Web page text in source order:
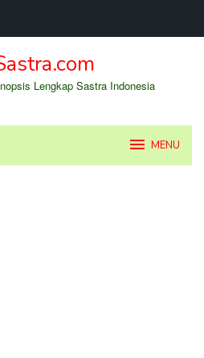
Lengkap Sastra Indonesia
MENU